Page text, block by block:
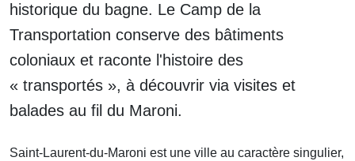
historique du bagne. Le Camp de la
Transportation conserve des bâtiments
coloniaux et raconte l'histoire des
« transportés », à découvrir via visites et
balades au fil du Maroni.
Saint-Laurent-du-Maroni est une ville au caractère singulier,